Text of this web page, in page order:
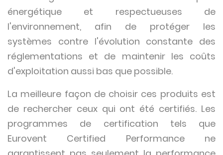
énergétique et respectueuses de
l'environnement, afin de protéger les
systèmes contre l'évolution constante des
réglementations et de maintenir les coûts
d'exploitation aussi bas que possible.
La meilleure façon de choisir ces produits est
de rechercher ceux qui ont été certifiés. Les
programmes de certification tels que
Eurovent Certified Performance ne